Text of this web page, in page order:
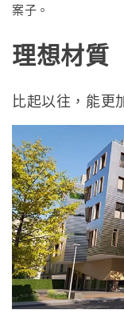
案子。
理想材質
比起以往，能更